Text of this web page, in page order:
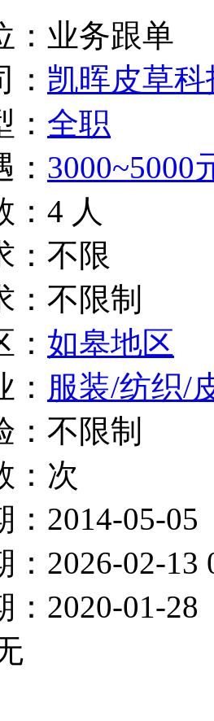
：业务跟单
凯晖皮草
全职
3000~5000
：4 人
：不限
：不限制
如皋地区
服装/纺织/
：不限制
次
：2014-05-05
：2026-02-13
：2020-01-28